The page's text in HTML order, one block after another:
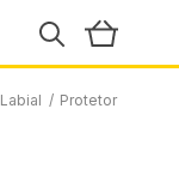
Labial / Protetor